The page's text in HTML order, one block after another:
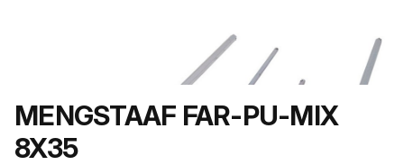
Productnaam
MENGSTAAF FAR-PU-MIX
8X35